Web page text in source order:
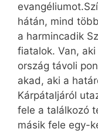
hátán, mind
a harmincadik
fiatalok. Van,
ország távoli
akad, aki a
Kárpátaljáról
fele a találkozó
másik fele egy-